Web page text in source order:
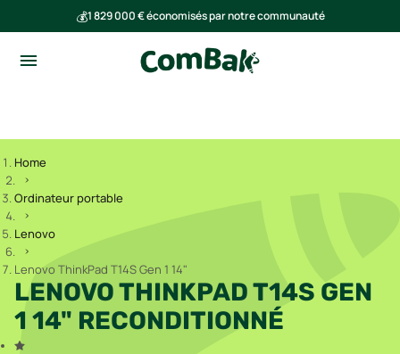
💰1 829 000 € économisés par notre communauté
Home
Ordinateur portable
Lenovo
Lenovo ThinkPad T14S Gen 1 14"
LENOVO THINKPAD T14S GEN
1 14" RECONDITIONNÉ